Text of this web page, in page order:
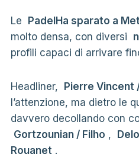
Le PadelHa sparato a
molto densa, con diversi
profili capaci di arrivare
Headliner, Pierre Vincent
l’attenzione, ma dietro le
davvero decollando con
Gortzounian / Filho ,
Rouanet .